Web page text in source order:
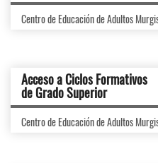
Centro de Educación de Adultos
Acceso a Ciclos Formativos
de Grado Superior
Centro de Educación de Adultos